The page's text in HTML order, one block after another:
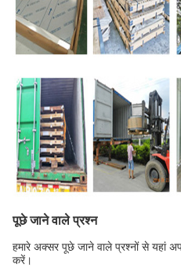
पूछे जाने वाले प्रश्न
हमारे अक्सर पूछे जाने वाले प्रश्नों से यहां
करें।